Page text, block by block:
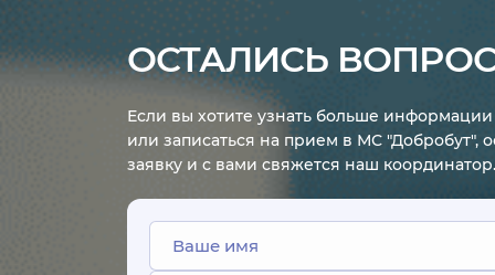
ОСТАЛИСЬ
Если вы хотите узнать больше информации
или записаться на прием в МС "Добробут",
заявку и с вами свяжется наш координатор.